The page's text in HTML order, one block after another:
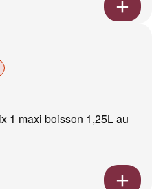
1 maxi boisson 1,25L au